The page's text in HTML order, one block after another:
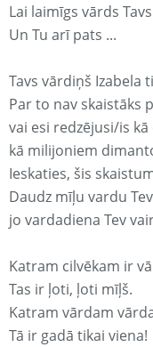
Lai laimīgs vārds
Un Tu arī pats ...
Tavs vārdiņš Izabela
Par to nav skaistāks
vai esi redzējusi/is
kā milijoniem
Ieskaties, šis
Daudz mīļu vardu
jo vardadiena Tev
Katram cilvēkam ir
Tas ir ļoti, ļoti mīļš.
Katram vārdam
Tā ir gadā tikai viena!